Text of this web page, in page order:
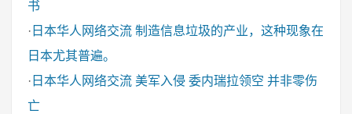
书
· 日本华人网络交流 制造信息垃圾的产业，这种现象在
日本尤其普遍。
· 日本华人网络交流 美军入侵 委内瑞拉领空 并非零伤
亡